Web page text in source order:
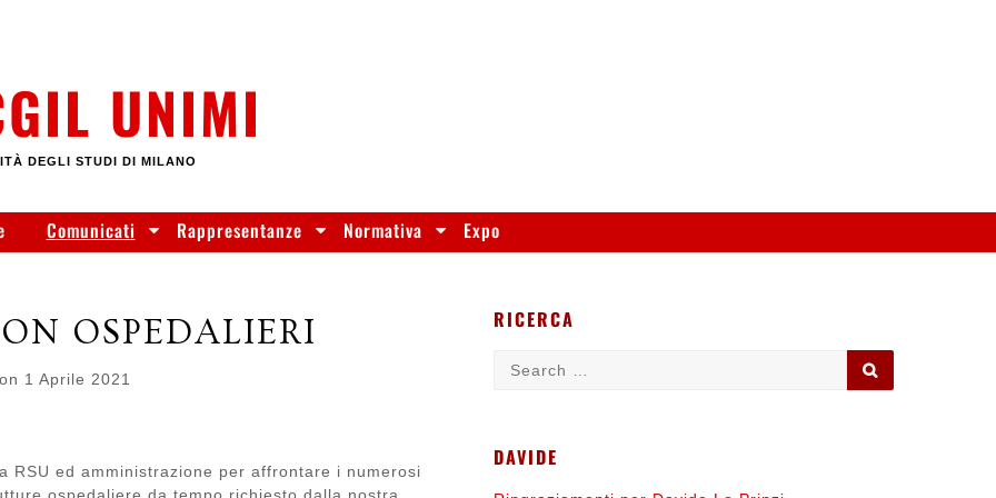
UNIMI
DEGLI STUDI DI MILANO
Comunicati Rappresentanze Normativa Expo
OSPEDALIERI
1 Aprile 2021
RSU ed amministrazione per affrontare i numerosi
RICERCA
DAVIDE